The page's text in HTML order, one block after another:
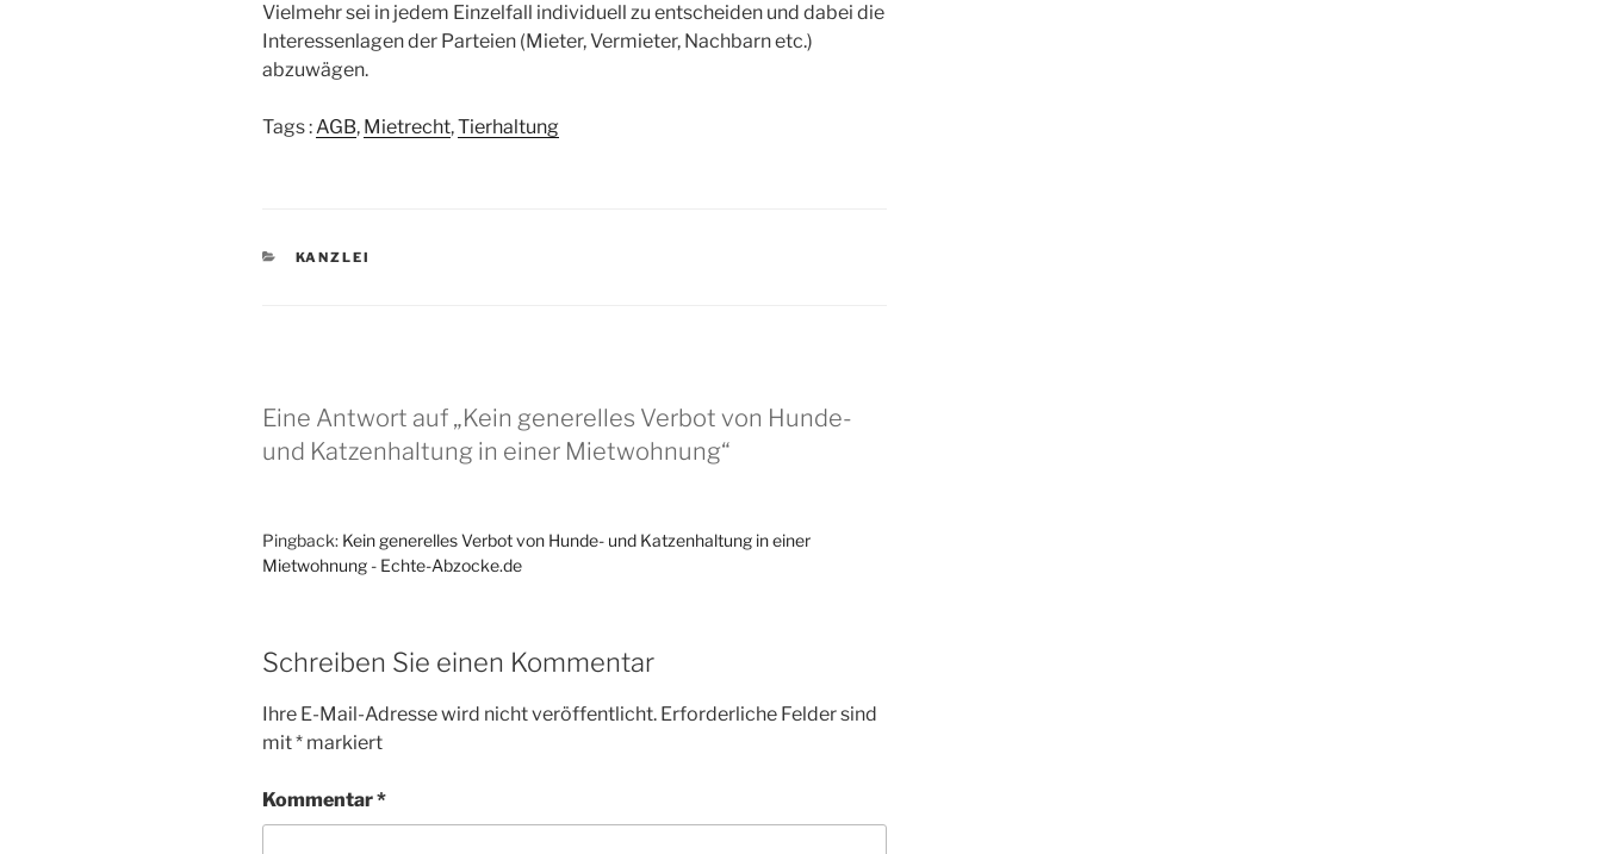
Vielmehr sei in jedem Einzelfall individuell zu entscheiden und dabei die
Interessenlagen der Parteien (Mieter, Vermieter, Nachbarn etc.)
abzuwägen.
Tags :AGB, Mietrecht,Tierhaltung
KATEGORIEN
KANZLEI
Eine Antwort auf „Kein generelles Verbot von Hunde-
und Katzenhaltung in einer Mietwohnung“
Pingback: Kein generelles Verbot von Hunde- und Katzenhaltung in einer
Mietwohnung - Echte-Abzocke.de
Schreiben Sie einen Kommentar
Ihre E-Mail-Adresse wird nicht veröffentlicht. Erforderliche Felder sind
mit* markiert
Kommentar*